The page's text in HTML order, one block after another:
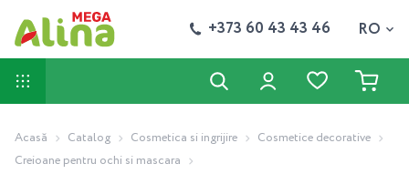
+373 60 43 43 46 RO
Acasă Catalog Cosmetica si ingrijire
Cosmetice decorative
Creioane pentru ochi si mascara